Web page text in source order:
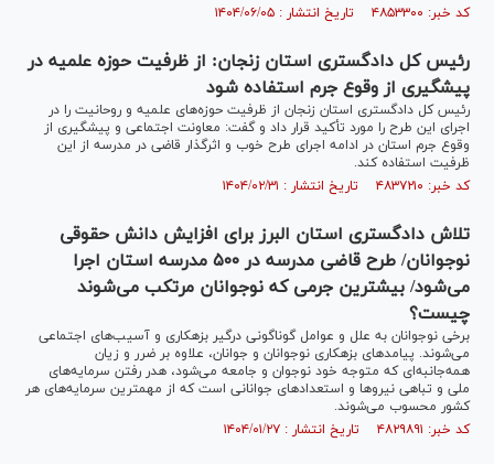
کد خبر: ۴۸۵۳۳۰۰ تاریخ انتشار : ۱۴۰۴/۰۶/۰۵
رئیس کل دادگستری استان زنجان: از ظرفیت حوزه علمیه در
پیشگیری از وقوع جرم استفاده شود
رئیس کل دادگستری استان زنجان از ظرفیت حوزه‌های علمیه و روحانیت را در
اجرای این طرح را مورد تأکید قرار داد و گفت: معاونت اجتماعی و پیشگیری از
وقوع جرم استان در ادامه اجرای طرح خوب و اثرگذار قاضی در مدرسه از این
ظرفیت استفاده کند.
کد خبر: ۴۸۳۷۲۱۰ تاریخ انتشار : ۱۴۰۴/۰۲/۳۱
تلاش دادگستری استان البرز برای افزایش دانش حقوقی
نوجوانان/ طرح قاضی مدرسه در ۵۰۰ مدرسه استان اجرا
می‌شود/ بیشترین جرمی که نوجوانان مرتکب می‌شوند
چیست؟
برخی نوجوانان به علل و عوامل گوناگونی درگیر بزهکاری و آسیب‌های اجتماعی
می‌شوند. پیامد‌های بزه‏کاری نوجوانان و جوانان، علاوه بر ضرر و زیان
همه‏‌جانبه‏‌ای که متوجه خود نوجوان و جامعه می‏‌شود، هدر رفتن سرمایه‏‌های
ملی و تباهی نیرو‌ها و استعداد‌های جوانانی است که از مهم‏ترین سرمایه‏‌های هر
کشور محسوب می‏‌شوند.
کد خبر: ۴۸۲۹۸۹۱ تاریخ انتشار : ۱۴۰۴/۰۱/۲۷